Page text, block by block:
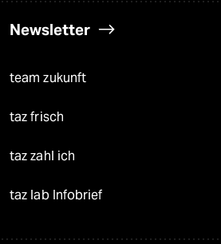
Newsletter
team zukunft
taz frisch
taz zahl ich
taz lab Infobrief